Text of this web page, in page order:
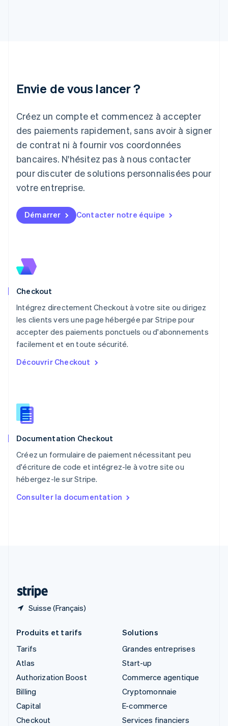
Envie de vous lancer ?
Créez un compte et commencez à accepter
des paiements rapidement, sans avoir à signer
de contrat ni à fournir vos coordonnées
bancaires. N'hésitez pas à nous contacter
pour discuter de solutions personnalisées pour
votre entreprise.
Démarrer Contacter notre équipe
Checkout
Intégrez directement Checkout à votre site ou dirigez
les clients vers une page hébergée par Stripe pour
accepter des paiements ponctuels ou d'abonnements
facilement et en toute sécurité.
Découvrir Checkout
Documentation Checkout
Créez un formulaire de paiement nécessitant peu
d'écriture de code et intégrez-le à votre site ou
hébergez-le sur Stripe.
Consulter la documentation
Suisse (Français)
English
Italie
Japon
日本語
Lettonie
English
Liechtenstein
DeutschEnglish
English
FrançaisDeutschEnglish
Malaisie
Mexique
Español
English
Nouvelle-Zélande
English
Pays-Bas
Nederlands English
Pologne
Portugal
République tchèque
English
English
Royaume-Uni
Singapour
English简体中文
English
Produits et tarifs
Tarifs
Atlas
Authorization Boost
Billing
Capital
Checkout
Solutions
Grandes entreprises
Start-up
Commerce agentique
Cryptomonnaie
E-commerce
Services financiers